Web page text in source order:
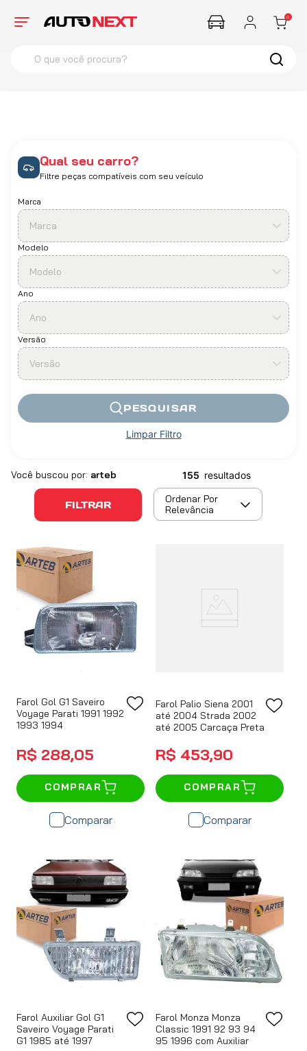
0
4º Hella
Qual seu carro?
Filtre peças compatíveis com seu veículo
Marca
Marca
Modelo
Modelo
Ano
Ano
Versão
Versão
PESQUISAR
Limpar Filtro
arteb 155
FILTRAR
Ordenar Por
Relevância
Farol Gol G1 Saveiro
Voyage Parati 1991 1992
1993 1994
R$ 288,05
COMPRAR
Comparar
Farol Palio Siena 2001
até 2004 Strada 2002
até 2005 Carcaça Preta
R$ 453,90
COMPRAR
Comparar
Farol Auxiliar Gol G1
Saveiro Voyage Parati
G1 1985 até 1997
Farol Monza Monza
Classic 1991 92 93 94
95 1996 com Auxiliar